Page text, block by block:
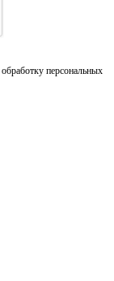
персональных